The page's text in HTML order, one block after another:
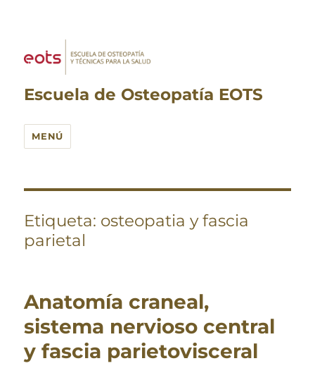
Escuela de Osteopatía EOTS
MENÚ
Etiqueta: osteopatia y fascia
parietal
Anatomía craneal,
sistema nervioso central
y fascia parietovisceral